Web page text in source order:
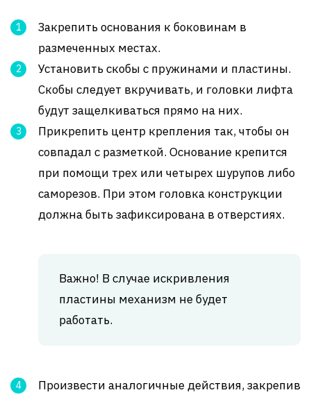
Закрепить основания к боковинам в
размеченных местах.
Установить скобы с пружинами и пластины.
Скобы следует вкручивать, и головки лифта
будут защелкиваться прямо на них.
Прикрепить центр крепления так, чтобы он
совпадал с разметкой. Основание крепится
при помощи трех или четырех шурупов либо
саморезов. При этом головка конструкции
должна быть зафиксирована в отверстиях.
Важно! В случае искривления
пластины механизм не будет
работать.
Произвести аналогичные действия, закрепив